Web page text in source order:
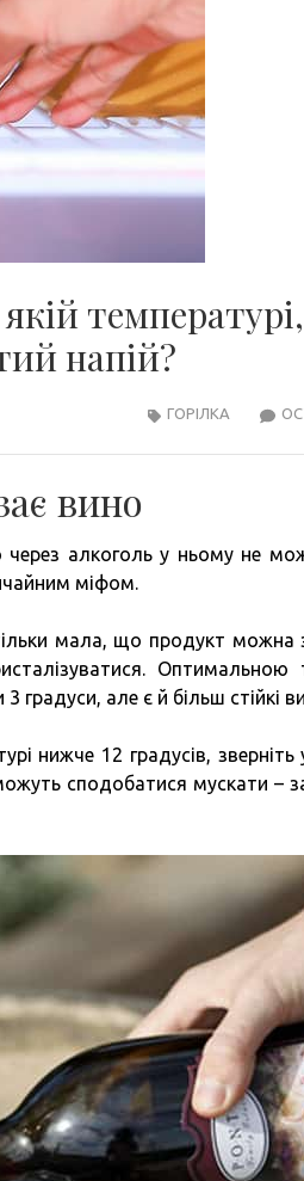
напій?
ГОРІЛКА
вино
алкоголь у ньому не
міфом.
мала, що продукт можна
Оптимальною
градуси, але є й більш стійкі
нижче 12 градусів, зверніть
сподобатися мускати –